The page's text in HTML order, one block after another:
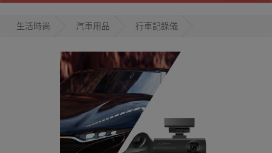
生活時尚 汽車用品 行車記錄儀